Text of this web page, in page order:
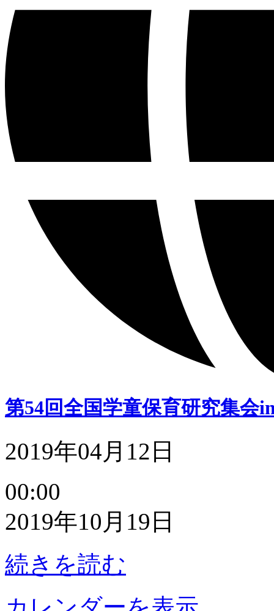
第54回全国学童保育研究集会
2019年04月12日
第
54
全
国
童
保
00:00
2019年10月19日
続きを読む